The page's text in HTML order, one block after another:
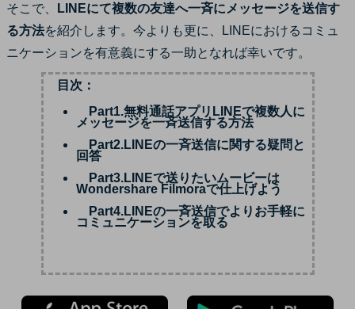
そこで、
LINEにて複数の友達へ一斉にメッセージを送信す
る方法を紹介します。今よりも更に、LINEにおけるコミュ
ニケーションを有意義にする一助となれば幸いです。
目次：
Part1.無料通話アプリLINEで複数人に
メッセージを一斉送信する方法
Part2.LINEの一斉送信に関する疑問と
回答
Part3.LINEで送りたいムービーは
Wondershare Filmoraで仕上げよう
Part4.LINEの一斉送信でよりお手軽に
コミュニケーションを取る